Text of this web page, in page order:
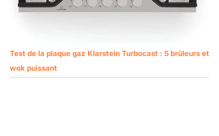
Test de la plaque gaz Klarstein Turbocast : 5 brûleurs et
wok puissant